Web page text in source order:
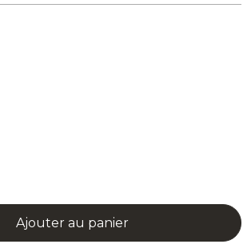
Ajouter au panier